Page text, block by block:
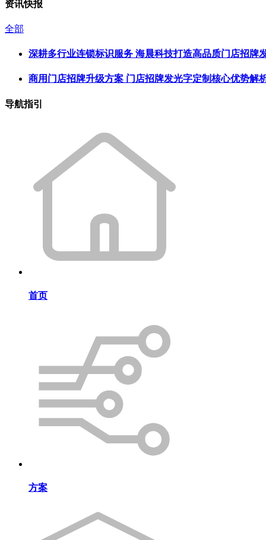
资讯快报
全部
深耕多行业连锁标识服务 海晨科技打造高品质门店招牌
商用门店招牌升级方案 门店招牌发光字定制核心优势解
导航指引
首页
方案